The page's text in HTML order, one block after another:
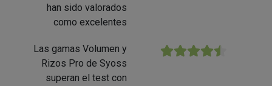
han sido valorados
como excelentes
Las gamas Volumen y
Rizos Pro de Syoss
superan el test con
★★★★★